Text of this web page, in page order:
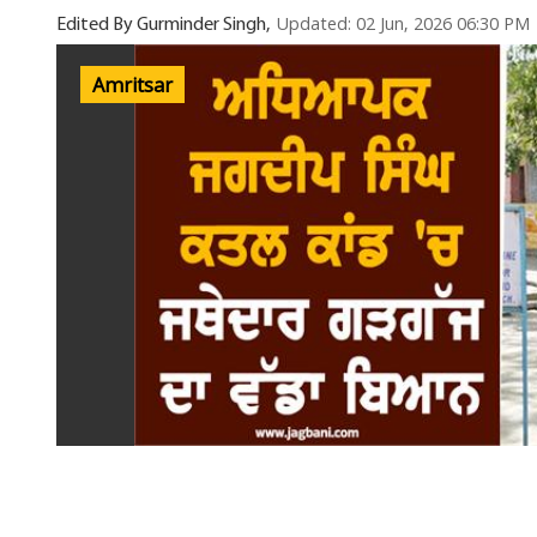
Edited By Gurminder Singh, Updated: 02 Jun, 2026 06:30 PM
Amritsar